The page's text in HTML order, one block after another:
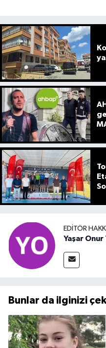
EDITÖR
Yaşar Onur
Bunlar da ilginizi